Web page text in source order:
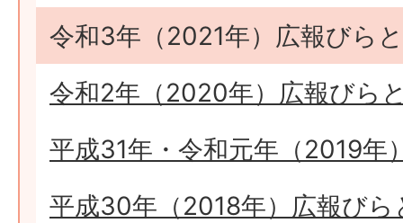
令和3年（2021年）広報びら
令和2年（2020年）広報びら
平成31年・令和元年（2019年
平成30年（2018年）広報びら